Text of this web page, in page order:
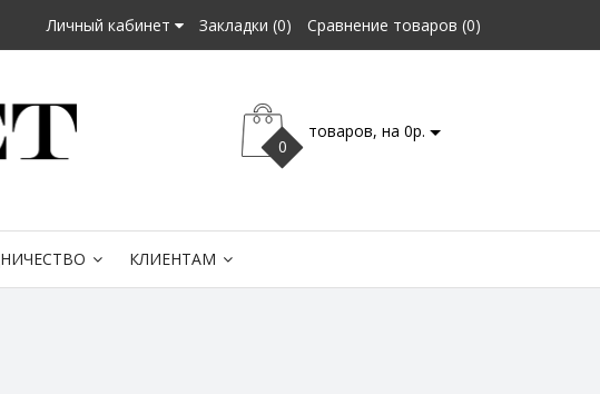
Личный кабинет Закладки (0) Сравнение товаров (0)
0
товаров, на 0р.
КЛИЕНТАМ